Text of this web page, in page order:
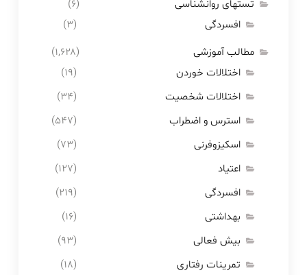
تستهای روانشناسی
(۶)
افسردگی
(۳)
مطالب آموزشی
(۱,۶۲۸)
اختلالات خوردن
(۱۹)
اختلالات شخصیت
(۳۴)
استرس و اضطراب
(۵۴۷)
اسکیزوفرنی
(۷۳)
اعتیاد
(۱۲۷)
افسردگی
(۲۱۹)
بهداشتی
(۱۶)
بیش فعالی
(۹۳)
تمرینات رفتاری
(۱۸)